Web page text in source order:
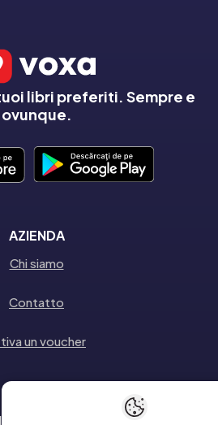
libri preferiti. Sempre e
ovunque.
AZIENDA
Chi siamo
Contatto
un voucher